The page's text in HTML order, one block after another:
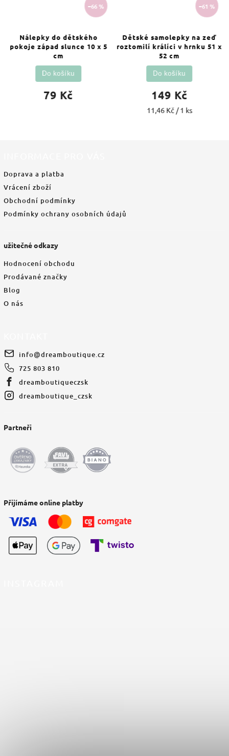
–66 %
Nálepky do dětského
pokoje západ slunce 10 x 5
cm
79 Kč
Do košíku
–61 %
Dětské samolepky na zeď
roztomilí králíci v hrnku 51 x
52 cm
149 Kč
11,46 Kč / 1 ks
Do košíku
Doprava a platba
Vrácení zboží
Obchodní podmínky
Podmínky ochrany osobních údajů
užitečné odkazy
Hodnocení obchodu
Prodávané značky
Blog
O nás
info@dreamboutique.cz
725 803 810
dreamboutiqueczsk
dreamboutique_czsk
Partneři
Přijímáme online platby